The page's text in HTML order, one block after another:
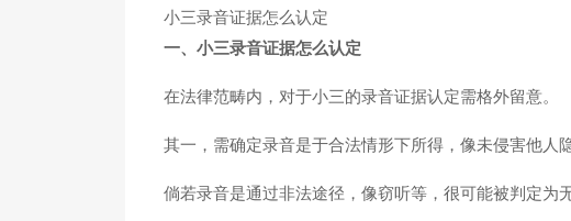
小三录音证据怎么认定
一、小三录音证据怎么认定
在法律范畴内，对于小三的录音证据认定需格外留意。
其一，需确定录音是于合法情形下所得，像未侵害他人隐
倘若录音是通过非法途径，像窃听等，很可能被判定为